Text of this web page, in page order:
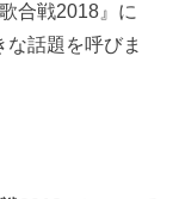
合戦2018』に
な話題を呼びま